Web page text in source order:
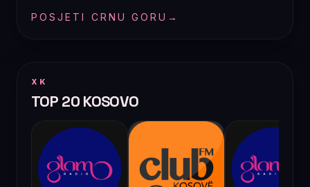
POSJETI CRNU GORU →
XK
TOP 20 KOSOVO